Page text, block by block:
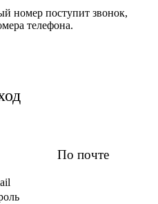
номер поступит звонок,
телефона.
По почте